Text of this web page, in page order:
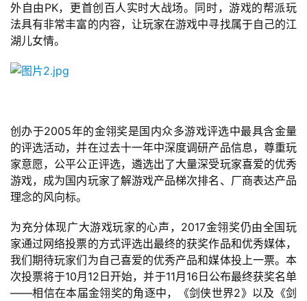
外自由PK，更首创百人实时大战场。同时，游戏的帮派玩
法具有非常丰富的内容，让玩家在游戏中寻找属于自己的江
湖儿女情。
创办于2005年的金翎奖是国内众多游戏评选中最具含金量
的评选活动，并在过去十一年中深度调研产品信息，尊重玩
家意愿，公平公正评选，遴选出了大量深受玩家喜爱的优秀
游戏，成为国内玩家了解游戏产品梯次排名、厂商表达产品
理念的风向标。
为充分体现广大游戏玩家的心声，2017金翎奖仍由全国玩
家通过网络投票的方式评选出最终的获奖作品和优秀媒体，
我们期待玩家们为自己喜爱的优秀产品和媒体投上一票。本
次投票将于10月12日开始，并于11月16日公布最终获奖名单
——相信在本届金翎奖的角逐中，《剑侠世界2》以及《剑